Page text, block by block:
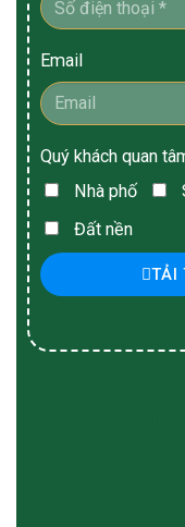
Email
Quý khách quan
Nhà phố
Đất nền
TẢI